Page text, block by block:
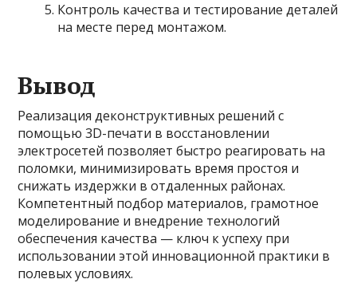
Контроль качества и тестирование деталей
на месте перед монтажом.
Вывод
Реализация деконструктивных решений с
помощью 3D-печати в восстановлении
электросетей позволяет быстро реагировать на
поломки, минимизировать время простоя и
снижать издержки в отдаленных районах.
Компетентный подбор материалов, грамотное
моделирование и внедрение технологий
обеспечения качества — ключ к успеху при
использовании этой инновационной практики в
полевых условиях.